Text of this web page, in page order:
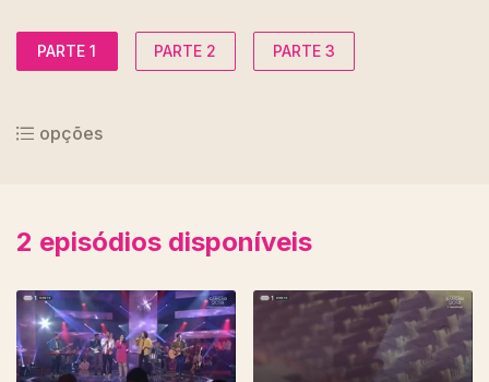
PARTE 1 PARTE 2 PARTE 3
opções
2 episódios disponíveis
331644